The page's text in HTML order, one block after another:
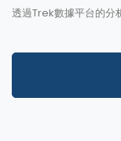
透過Trek數據平台的分